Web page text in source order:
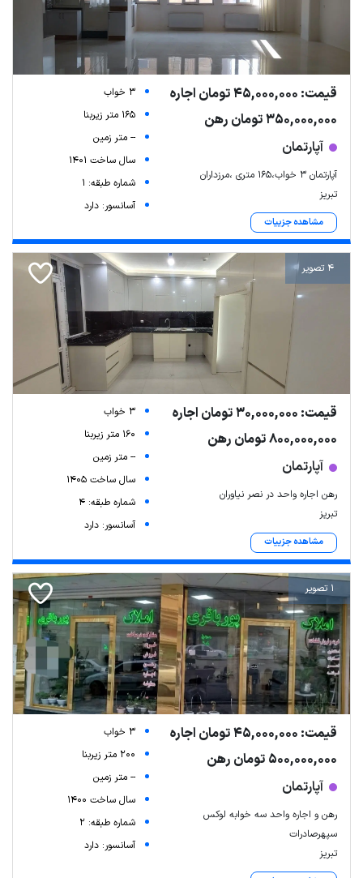
قیمت: 45,000,000 تومان اجاره
350,000,000 تومان رهن
آپارتمان
آپارتمان ۳ خواب،۱۶۵ متری ،مرزداران
تبریز
مشاهده جزییات
3 خواب
165 متر زیربنا
-- متر زمین
سال ساخت 1401
شماره طبقه: 1
آسانسور: دارد
4 تصویر
قیمت: 30,000,000 تومان اجاره
800,000,000 تومان رهن
آپارتمان
رهن اجاره واحد در نصر نیاوران
تبریز
مشاهده جزییات
3 خواب
160 متر زیربنا
-- متر زمین
سال ساخت 1405
شماره طبقه: 4
آسانسور: دارد
1 تصویر
قیمت: 45,000,000 تومان اجاره
500,000,000 تومان رهن
آپارتمان
رهن و اجاره واحد سه خوابه لوکس
سپهرصادرات
تبریز
3 خواب
200 متر زیربنا
-- متر زمین
سال ساخت 1400
شماره طبقه: 2
آسانسور: دارد